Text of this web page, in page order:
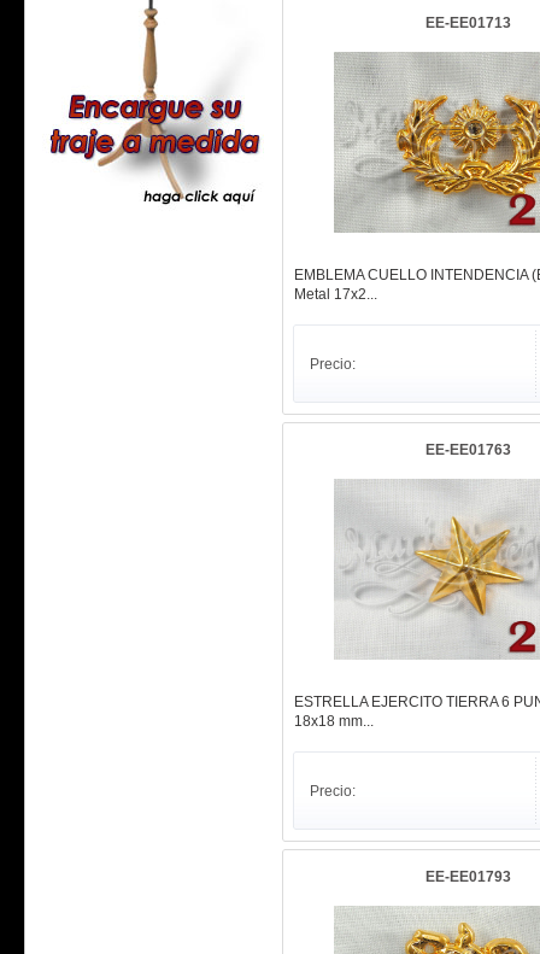
EE-EE01713
EMBLEMA CUELLO INTENDENCIA
Metal 17x2...
Precio:
EE-EE01763
ESTRELLA EJERCITO TIERRA 6
18x18 mm...
Precio:
EE-EE01793